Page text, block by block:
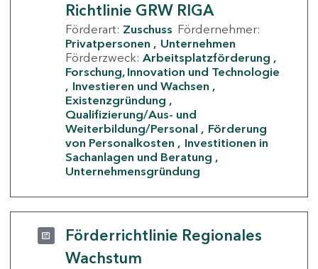
Richtlinie GRW RIGA
Förderart: Zuschuss Fördernehmer:
Privatpersonen
Unternehmen
Förderzweck: Arbeitsplatzförderung
Forschung, Innovation und Technologie
Investieren und Wachsen
Existenzgründung
Qualifizierung/Aus- und
Weiterbildung/Personal
Förderung
von Personalkosten
Investitionen in
Sachanlagen und Beratung
Unternehmensgründung
Förderrichtlinie Regionales
Wachstum